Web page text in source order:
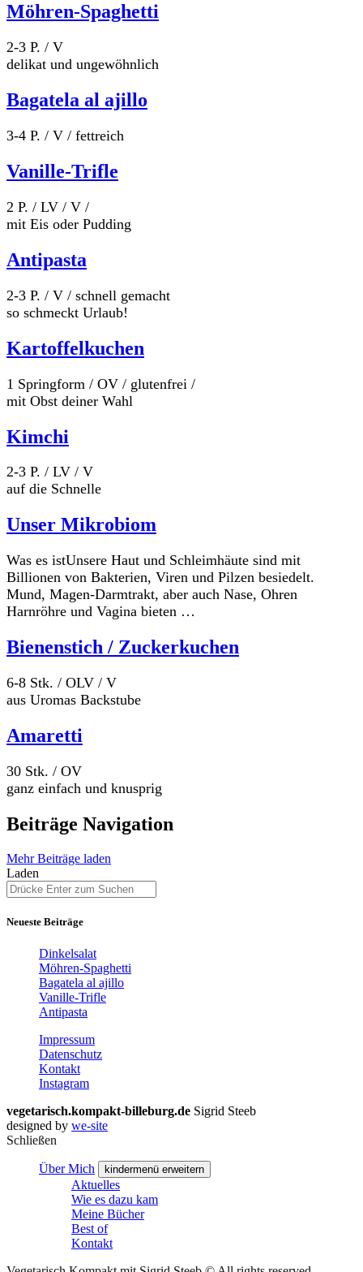
Möhren-Spaghetti
2-3 P. / V
delikat und ungewöhnlich
Bagatela al ajillo
3-4 P. / V / fettreich
Vanille-Trifle
2 P. / LV / V /
mit Eis oder Pudding
Antipasta
2-3 P. / V / schnell gemacht
so schmeckt Urlaub!
Kartoffelkuchen
1 Springform / OV / glutenfrei /
mit Obst deiner Wahl
Kimchi
2-3 P. / LV / V
auf die Schnelle
Unser Mikrobiom
Was es istUnsere Haut und Schleimhäute sind mit
Billionen von Bakterien, Viren und Pilzen besiedelt.
Mund, Magen-Darmtrakt, aber auch Nase, Ohren
Harnröhre und Vagina bieten …
Bienenstich / Zuckerkuchen
6-8 Stk. / OLV / V
aus Uromas Backstube
Amaretti
30 Stk. / OV
ganz einfach und knusprig
Beiträge Navigation
Mehr Beiträge laden
Laden
Neueste Beiträge
Dinkelsalat
Möhren-Spaghetti
Bagatela al ajillo
Vanille-Trifle
Antipasta
Impressum
Datenschutz
Kontakt
Instagram
vegetarisch.kompakt-billeburg.de Sigrid Steeb
designed by we-site
Schließen
Über Mich kindermenü erweitern
Aktuelles
Wie es dazu kam
Meine Bücher
Best of
Kontakt